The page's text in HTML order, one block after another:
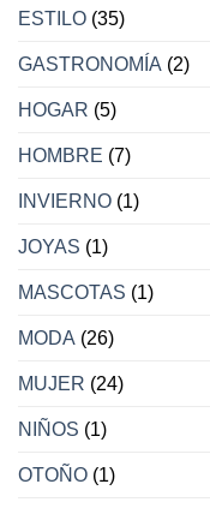
ESTILO (35)
GASTRONOMÍA (2)
HOGAR (5)
HOMBRE (7)
INVIERNO (1)
JOYAS (1)
MASCOTAS (1)
MODA (26)
MUJER (24)
NIÑOS (1)
OTOÑO (1)